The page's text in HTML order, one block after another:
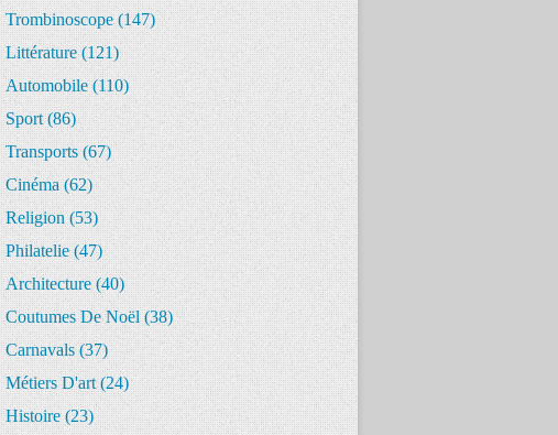
Trombinoscope(147)
Littérature(121)
Automobile(110)
Sport(86)
Transports(67)
Cinéma(62)
Religion(53)
Philatelie(47)
Architecture(40)
Coutumes De Noël(38)
Carnavals(37)
Métiers D'art(24)
Histoire(23)